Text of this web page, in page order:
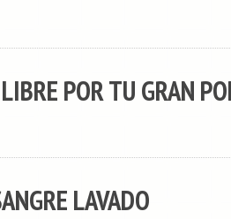
POR TU GRAN
LAVADO